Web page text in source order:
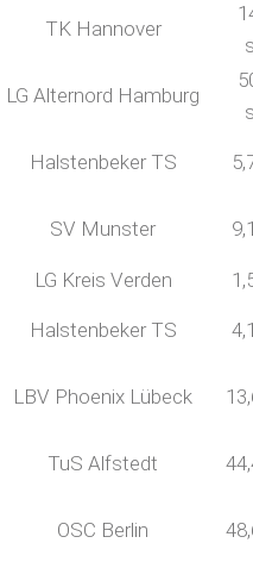
TK Hannover
LG Alternord Hamburg
Halstenbeker TS
SV Munster
LG Kreis Verden
Halstenbeker TS
LBV Phoenix Lübeck
TuS Alfstedt
OSC Berlin